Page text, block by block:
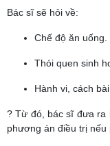
Bác sĩ sẽ hỏi về:
Chế độ ăn uống.
Thói quen sinh
Hành vi, cách bài
? Từ đó, bác sĩ đưa ra
phương án điều trị nếu